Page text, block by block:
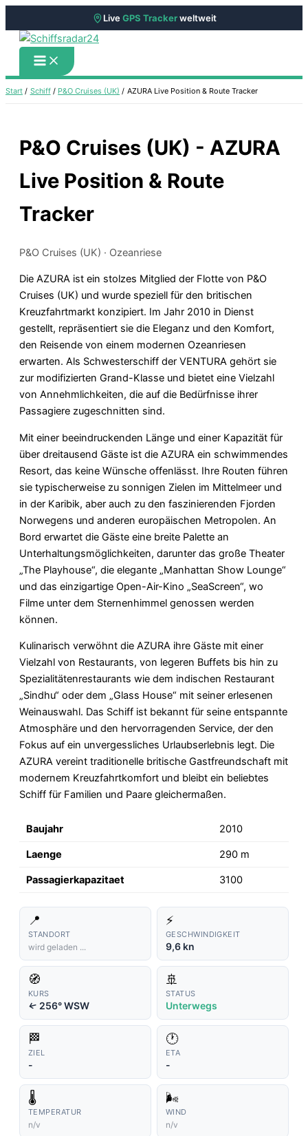
LiveGPS Trackerweltweit
Zum
Start Schiff P&O Cruises (UK) AZURA Live Position & Route Tracker
P&O Cruises (UK) - AZURA
Live Position & Route
Tracker
P&O Cruises (UK) · Ozeanriese
Die AZURA ist ein stolzes Mitglied der Flotte von P&O
Cruises (UK) und wurde speziell für den britischen
Kreuzfahrtmarkt konzipiert. Im Jahr 2010 in Dienst
gestellt, repräsentiert sie die Eleganz und den Komfort,
den Reisende von einem modernen Ozeanriesen
erwarten. Als Schwesterschiff der VENTURA gehört sie
zur modifizierten Grand-Klasse und bietet eine Vielzahl
von Annehmlichkeiten, die auf die Bedürfnisse ihrer
Passagiere zugeschnitten sind.
Mit einer beeindruckenden Länge und einer Kapazität für
über dreitausend Gäste ist die AZURA ein schwimmendes
Resort, das keine Wünsche offenlässt. Ihre Routen führen
sie typischerweise zu sonnigen Zielen im Mittelmeer und
in der Karibik, aber auch zu den faszinierenden Fjorden
Norwegens und anderen europäischen Metropolen. An
Bord erwartet die Gäste eine breite Palette an
Unterhaltungsmöglichkeiten, darunter das große Theater
„The Playhouse“, die elegante „Manhattan Show Lounge“
und das einzigartige Open-Air-Kino „SeaScreen“, wo
Filme unter dem Sternenhimmel genossen werden
können.
Kulinarisch verwöhnt die AZURA ihre Gäste mit einer
Vielzahl von Restaurants, von legeren Buffets bis hin zu
Spezialitätenrestaurants wie dem indischen Restaurant
„Sindhu“ oder dem „Glass House“ mit seiner erlesenen
Weinauswahl. Das Schiff ist bekannt für seine entspannte
Atmosphäre und den hervorragenden Service, der den
Fokus auf ein unvergessliches Urlaubserlebnis legt. Die
AZURA vereint traditionelle britische Gastfreundschaft mit
modernem Kreuzfahrtkomfort und bleibt ein beliebtes
Schiff für Familien und Paare gleichermaßen.
Baujahr 2010
Laenge 290 m
Passagierkapazitaet 3100
📍
STANDORT
wird geladen ...
⚡
GESCHWINDIGKEIT
9,6 kn
🧭
KURS
↑ 256° WSW
🚢
STATUS
Unterwegs
🏁
ZIEL
-
🕐
ETA
-
🌡️
TEMPERATUR
n/v
🌬️
WIND
n/v